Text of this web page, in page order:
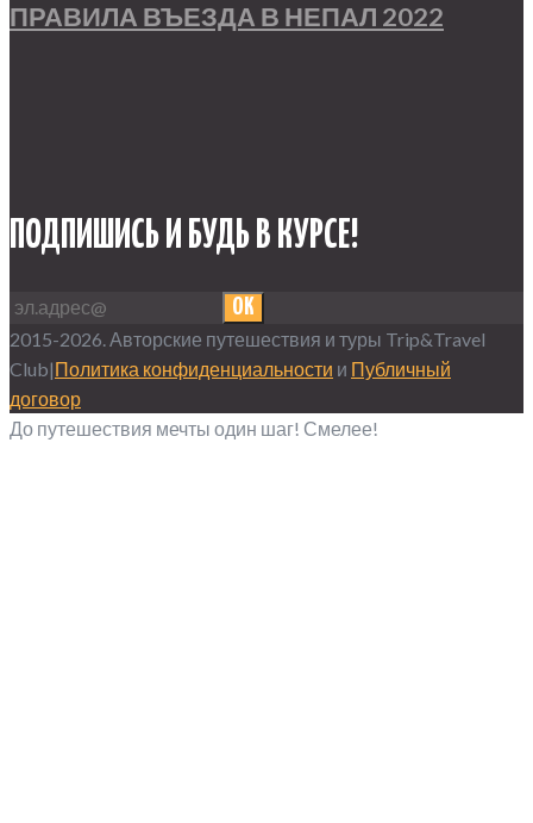
ПРАВИЛА ВЪЕЗДА В НЕПАЛ 2022
ПОДПИШИСЬ И БУДЬ В КУРСЕ!
OK
2015-2026. Авторские путешествия и туры Trip&Travel
Club|Политика конфиденциальности и Публичный
договор
До путешествия мечты один шаг! Смелее!